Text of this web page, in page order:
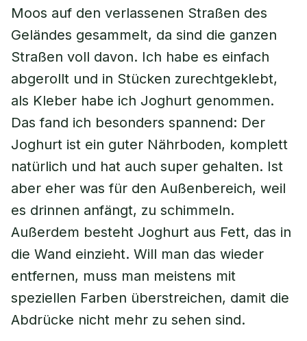
Moos auf den verlassenen Straßen des
Geländes gesammelt, da sind die ganzen
Straßen voll davon. Ich habe es einfach
abgerollt und in Stücken zurechtgeklebt,
als Kleber habe ich Joghurt genommen.
Das fand ich besonders spannend: Der
Joghurt ist ein guter Nährboden, komplett
natürlich und hat auch super gehalten. Ist
aber eher was für den Außenbereich, weil
es drinnen anfängt, zu schimmeln.
Außerdem besteht Joghurt aus Fett, das in
die Wand einzieht. Will man das wieder
entfernen, muss man meistens mit
speziellen Farben überstreichen, damit die
Abdrücke nicht mehr zu sehen sind.